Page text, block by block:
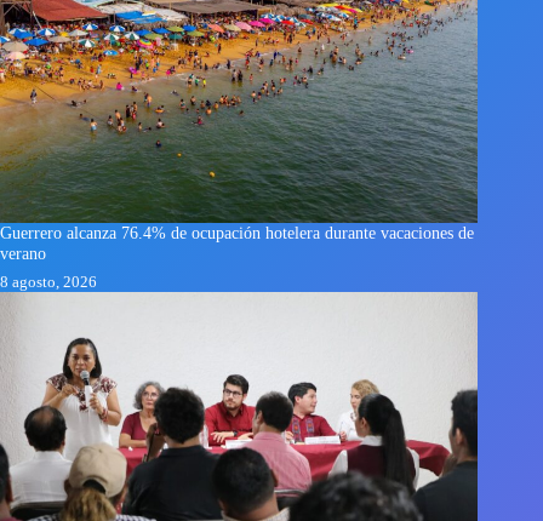
Guerrero alcanza 76.4% de ocupación hotelera durante vacaciones de
verano
8 agosto, 2026